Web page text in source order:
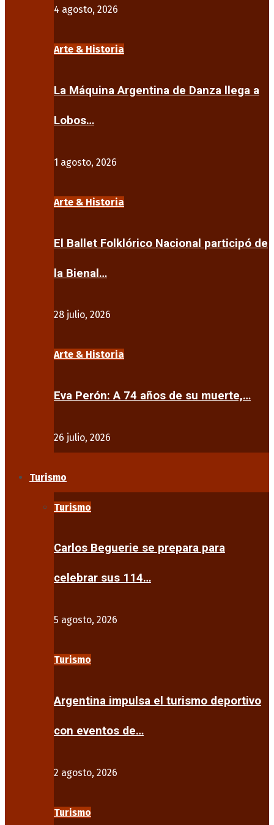
4 agosto, 2026
Arte & Historia
La Máquina Argentina de Danza llega a
Lobos…
1 agosto, 2026
Arte & Historia
El Ballet Folklórico Nacional participó de
la Bienal…
28 julio, 2026
Arte & Historia
Eva Perón: A 74 años de su muerte,…
26 julio, 2026
Turismo
Turismo
Carlos Beguerie se prepara para
celebrar sus 114…
5 agosto, 2026
Turismo
Argentina impulsa el turismo deportivo
con eventos de…
2 agosto, 2026
Turismo